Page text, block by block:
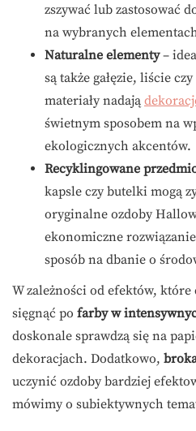
zszywać lub zastosować
na wybranych
Naturalne elementy–
są także gałęzie, liście
materiały nadają
świetnym sposobem na
ekologicznych akcentów.
Recyklingowane
kapsle czy butelki mogą
oryginalne ozdoby
ekonomiczne
sposób na dbanie o
W zależności od efektów,
sięgnąć po farby w
doskonale sprawdzą się na
dekoracjach. Dodatkowo,
uczynić ozdoby bardziej
mówimy o subiektywnych